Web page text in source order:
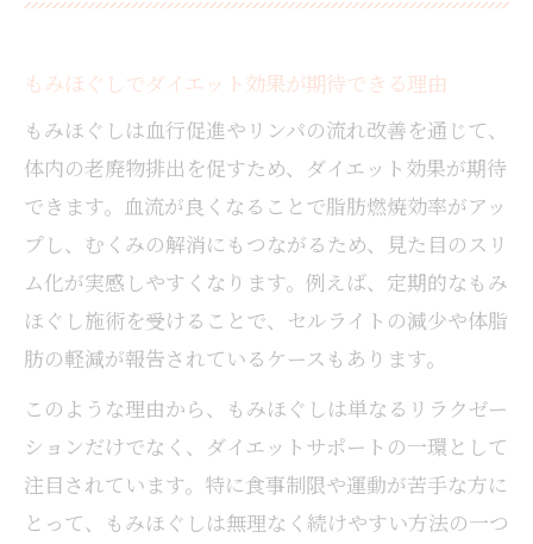
もみほぐしでダイエット効果が期待できる理由
もみほぐしは血行促進やリンパの流れ改善を通じて、
体内の老廃物排出を促すため、ダイエット効果が期待
できます。血流が良くなることで脂肪燃焼効率がアッ
プし、むくみの解消にもつながるため、見た目のスリ
ム化が実感しやすくなります。例えば、定期的なもみ
ほぐし施術を受けることで、セルライトの減少や体脂
肪の軽減が報告されているケースもあります。
このような理由から、もみほぐしは単なるリラクゼー
ションだけでなく、ダイエットサポートの一環として
注目されています。特に食事制限や運動が苦手な方に
とって、もみほぐしは無理なく続けやすい方法の一つ